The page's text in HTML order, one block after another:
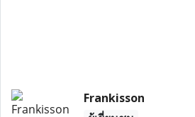
Frankisson